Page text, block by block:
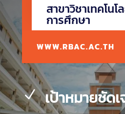
สาขาวิชาเทคโน
การศึกษา
WWW.RBAC.AC.TH
N เป้าหมายชัด